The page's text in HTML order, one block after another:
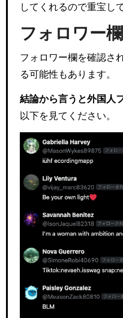
してくれるので重宝し
フォロワー
フォロワー欄を確認さ
る可能性もあります。
結論から言うと外国人
以下を見てください。